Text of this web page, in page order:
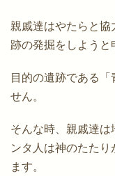
親戚達はやたらと
跡の発掘をしようと
目的の遺跡である
せん。
そんな時、親戚達
ンタ人は神のたた
ます。